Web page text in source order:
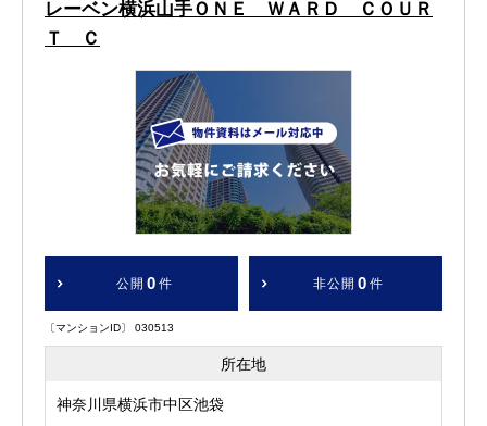
レーベン横浜山手ＯＮＥ ＷＡＲＤ ＣＯＵＲ
Ｔ Ｃ
公開 0 件 非公開 0 件
〔マンションID〕 030513
所在地
神奈川県横浜市中区池袋